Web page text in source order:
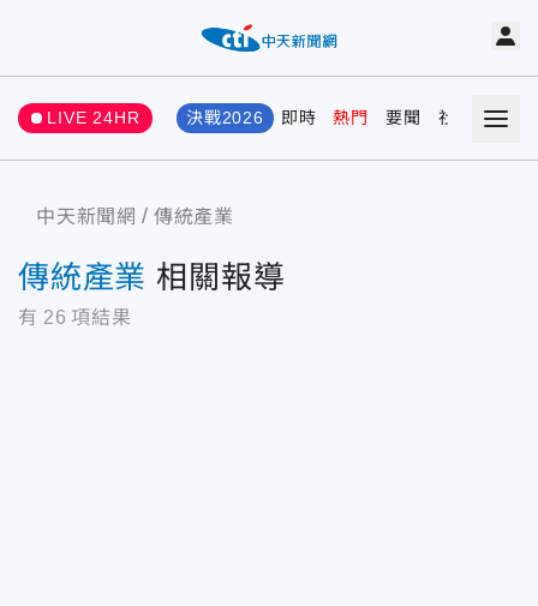
LIVE 24HR 決戰2026 即時 熱門 要聞 社會 娛樂
中天新聞網 傳統產業
傳統產業 相關報導
有 26 項結果